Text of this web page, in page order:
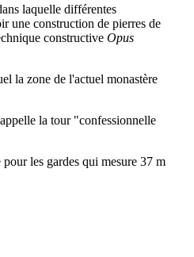
laquelle différentes
une construction de pierres de
constructive Opus
la zone de l'actuel monastère
la tour "confessionnelle
les gardes qui mesure 37 m